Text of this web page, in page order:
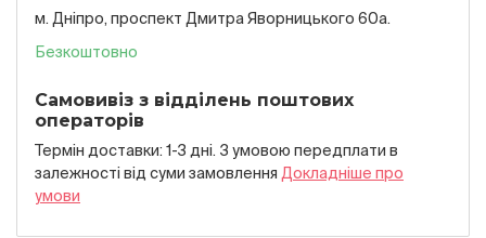
м. Дніпро, проспект Дмитра Яворницького 60а.
Безкоштовно
Самовивіз з відділень поштових
операторів
Термін доставки: 1-3 дні. З умовою передплати в
залежностi вiд суми замовлення Докладнiше про
умови